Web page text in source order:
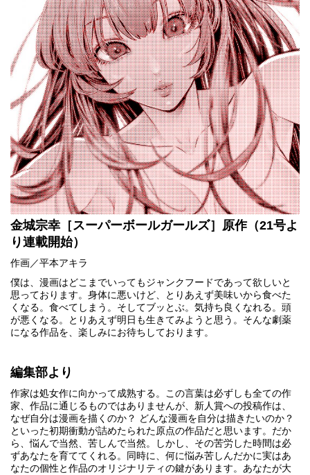
金城宗幸［スーパーボールガールズ］原作（21号よ
り連載開始）
作画／平本アキラ
僕は、漫画はどこまでいってもジャンクフードであって欲しいと
思っております。身体に悪いけど、とりあえず美味いから食べた
くなる。食べてしまう。そしてブッとぶ。気持ち良くなれる。頭
が悪くなる。とりあえず明日も生きてみようと思う。そんな劇薬
になる作品を、楽しみにお待ちしております。
編集部より
作家は処女作に向かって成熟する。この言葉は必ずしも全ての作
家、作品に通じるものではありませんが、新人賞への投稿作は、
なぜ自分は漫画を描くのか？ どんな漫画を自分は描きたいのか？
といった初期衝動が詰めたられた原点の作品だと思います。だか
ら、悩んで当然、苦しんで当然。しかし、その苦労した時間は必
ずあなたを育ててくれる。同時に、何に悩み苦しんだかに実はあ
なたの個性と作品のオリジナリティの鍵があります。あなたが大